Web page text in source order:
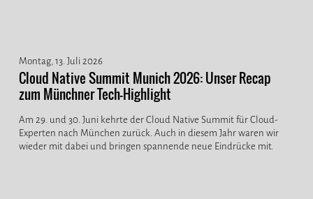
Montag, 13. Juli 2026
Cloud Native Summit Munich 2026: Unser Recap
zum Münchner Tech-Highlight
Am 29. und 30. Juni kehrte der Cloud Native Summit für Cloud-
Experten nach München zurück. Auch in diesem Jahr waren wir
wieder mit dabei und bringen spannende neue Eindrücke mit.